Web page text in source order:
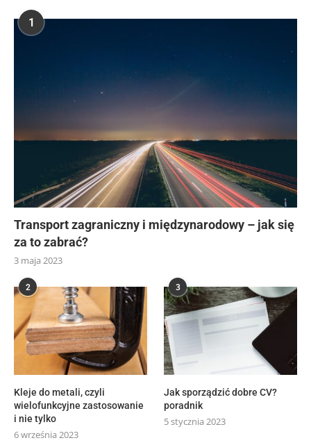
1
Transport zagraniczny i międzynarodowy – jak się
za to zabrać?
3 maja 2023
2
Kleje do metali, czyli
wielofunkcyjne zastosowanie
i nie tylko
6 września 2023
3
Jak sporządzić dobre CV?
poradnik
5 stycznia 2023